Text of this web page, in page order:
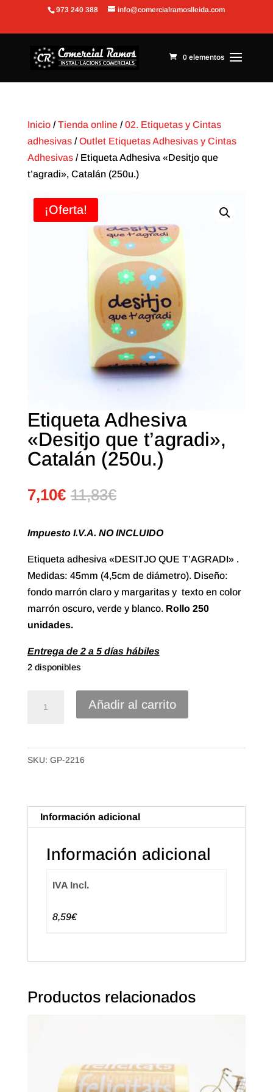
Abrir barra de herramientas
973 240 388 info@comercialramoslleida.com
0 elementos
Inicio/Tienda online/02. Etiquetas y Cintas
adhesivas/Outlet Etiquetas Adhesivas y Cintas
Adhesivas/ Etiqueta Adhesiva «Desitjo que
t’agradi», Catalán (250u.)
¡Oferta!
Etiqueta Adhesiva
«Desitjo que t’agradi»,
Catalán (250u.)
7,10€ 11,83€
Impuesto I.V.A. NO INCLUIDO
Etiqueta adhesiva «DESITJO QUE T’AGRADI» .
Medidas: 45mm (4,5cm de diámetro). Diseño:
fondo marrón claro y margaritas y texto en color
marrón oscuro, verde y blanco. Rollo 250
unidades.
Entrega de 2 a 5 días hábiles
2 disponibles
que
t'agradi",
cantidad
Añadir al carrito
SKU: GP-2216
Información adicional
Información adicional
IVA Incl.
8,59€
Productos relacionados